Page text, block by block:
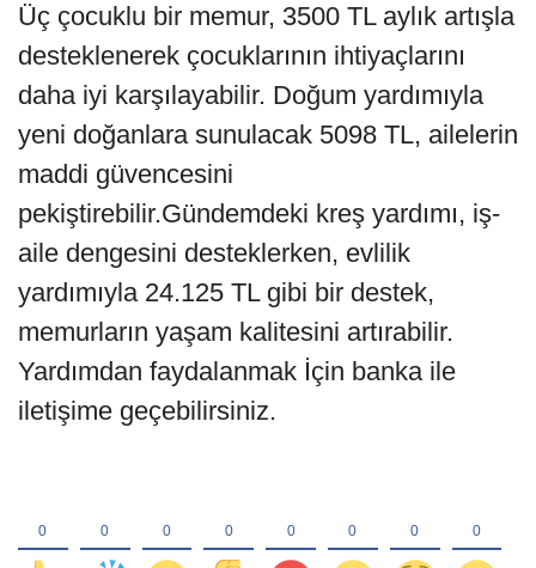
Üç çocuklu bir memur, 3500 TL aylık artışla
desteklenerek çocuklarının ihtiyaçlarını
daha iyi karşılayabilir. Doğum yardımıyla
yeni doğanlara sunulacak 5098 TL, ailelerin
maddi güvencesini
pekiştirebilir.Gündemdeki kreş yardımı, iş-
aile dengesini desteklerken, evlilik
yardımıyla 24.125 TL gibi bir destek,
memurların yaşam kalitesini artırabilir.
Yardımdan faydalanmak İçin banka ile
iletişime geçebilirsiniz.